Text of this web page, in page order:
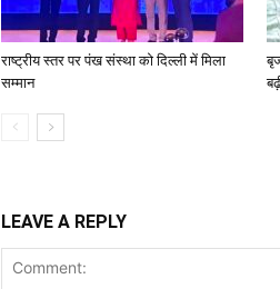
राष्ट्रीय स्तर पर पंख संस्था को दिल्ली में मिला
सम्मान
LEAVE A REPLY